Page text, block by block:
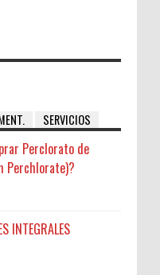
SERVICIOS
Perclorato de
Perchlorate)?
INTEGRALES